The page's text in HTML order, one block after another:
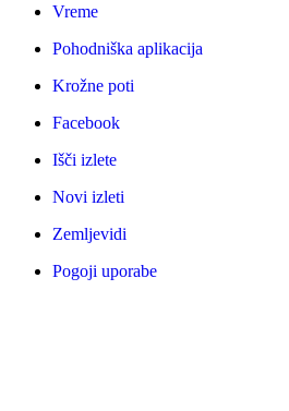
Vreme
Pohodniška aplikacija
Krožne poti
Facebook
Išči izlete
Novi izleti
Zemljevidi
Pogoji uporabe